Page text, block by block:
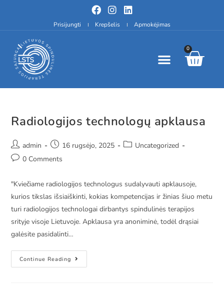
Prisijungti Krepšelis Apmokėjimas
0
Radiologijos technologų apklausa
admin 16 rugsėjo, 2025
Uncategorized
0 Comments
"Kviečiame radiologijos technologus sudalyvauti apklausoje,
kurios tikslas išsiaiškinti, kokias kompetencijas ir žinias šiuo metu
turi radiologijos technologai dirbantys spindulinės terapijos
srityje visoje Lietuvoje. Apklausa yra anoniminė, todėl drąsiai
galėsite pasidalinti…
Continue Reading